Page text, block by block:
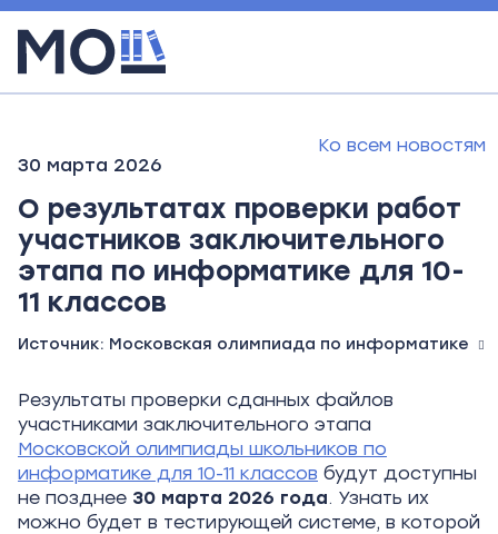
30 марта 2026
Ко всем новостям
О результатах проверки работ
участников заключительного
этапа по информатике для 10-
11 классов
Источник: Московская олимпиада по информатике
Результаты проверки сданных файлов
участниками заключительного этапа
Московской олимпиады школьников по
информатике для 10-11 классов будут доступны
не позднее 30 марта 2026 года. Узнать их
можно будет в тестирующей системе, в которой